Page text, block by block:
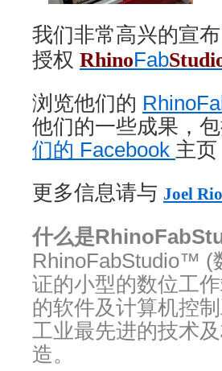
我们非常高兴的宣布
授权 RhinoFab
浏览他们的
他们的一些成果，
们的 Facebook 主
更多信息请与 Joel
什么是
RhinoFabStudio™ (
证的小型的数位工
的软件及计算机控
工业最先进的技术
造。